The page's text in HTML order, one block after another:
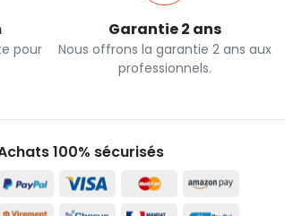
pour
Garantie 2 ans
Nous offrons la garantie 2 ans aux
professionnels.
100% sécurisés